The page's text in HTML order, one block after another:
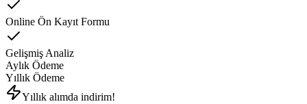
Online Ön Kayıt Formu
Gelişmiş Analiz
Aylık Ödeme
Yıllık Ödeme
Yıllık alımda indirim!